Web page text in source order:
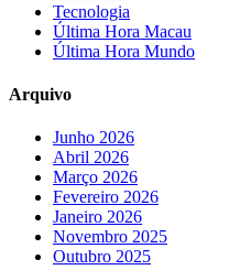
Tecnologia
Última Hora Macau
Última Hora Mundo
Arquivo
Junho 2026
Abril 2026
Março 2026
Fevereiro 2026
Janeiro 2026
Novembro 2025
Outubro 2025